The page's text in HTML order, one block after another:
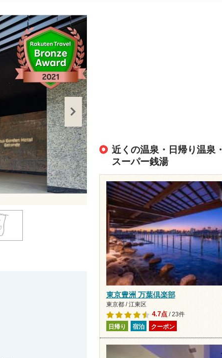
https://travel.rakuten.co.jp/HOTEL/165982/
近くの温泉・日帰り温泉・
スーパー銭湯
東京豊洲 万葉倶楽部
東京都 / 江東区
4.7点/ 23件
日帰り 宿泊 クーポン